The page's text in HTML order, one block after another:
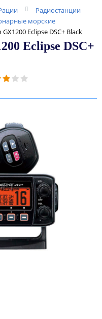
Радиостанции
морские
Eclipse DSC+ Black
Eclipse DSC+